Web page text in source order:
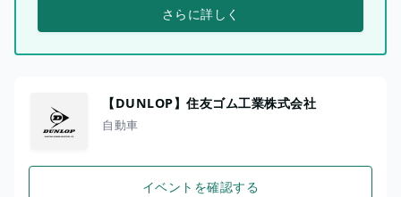
さらに詳しく
【DUNLOP】住友ゴム工業株式会社
自動車
イベントを確認する